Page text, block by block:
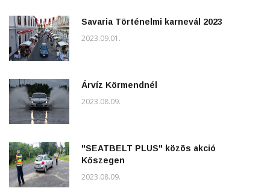
Savaria Történelmi karnevál 2023
2023.09.01.
Árvíz Körmendnél
2023.08.09.
"SEATBELT PLUS" közös akció
Kőszegen
2023.08.09.